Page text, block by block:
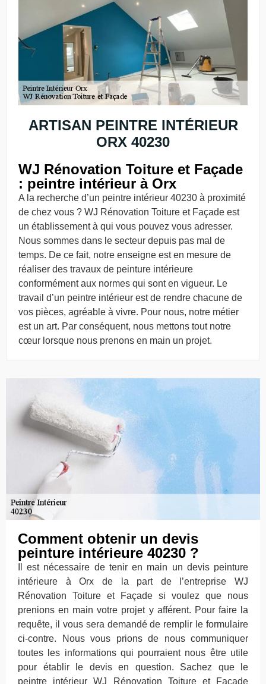
ARTISAN PEINTRE INTÉRIEUR
ORX 40230
WJ Rénovation Toiture et Façade
: peintre intérieur à Orx
A la recherche d’un peintre intérieur 40230 à proximité
de chez vous ? WJ Rénovation Toiture et Façade est
un établissement à qui vous pouvez vous adresser.
Nous sommes dans le secteur depuis pas mal de
temps. De ce fait, notre enseigne est en mesure de
réaliser des travaux de peinture intérieure
conformément aux normes qui sont en vigueur. Le
travail d’un peintre intérieur est de rendre chacune de
vos pièces, agréable à vivre. Pour nous, notre métier
est un art. Par conséquent, nous mettons tout notre
cœur lorsque nous prenons en main un projet.
Comment obtenir un devis
peinture intérieure 40230 ?
Il est nécessaire de tenir en main un devis peinture
intérieure à Orx de la part de l’entreprise WJ
Rénovation Toiture et Façade si voulez que nous
prenions en main votre projet y afférent. Pour faire la
requête, il vous sera demandé de remplir le formulaire
ci-contre. Nous vous prions de nous communiquer
toutes les informations qui pourraient nous être utile
pour établir le devis en question. Sachez que le
peintre intérieur WJ Rénovation Toiture et Façade